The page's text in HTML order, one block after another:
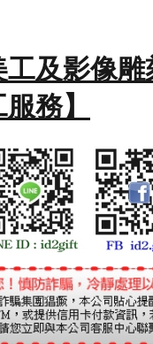
工及影像
務】